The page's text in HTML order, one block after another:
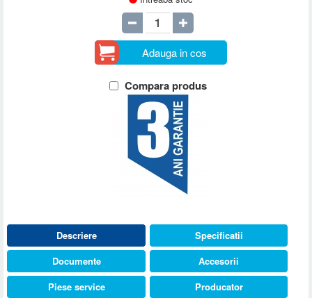
Adauga in cos
Compara produs
Descriere
Specificatii
Documente
Accesorii
Piese service
Producator